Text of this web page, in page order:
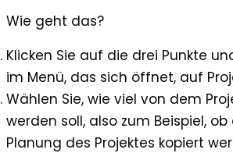
Wie geht das?
Klicken Sie auf die drei Punkte
im Menü, das sich öffnet, auf
Wählen Sie, wie viel von dem
werden soll, also zum Beispiel,
Planung des Projektes kopiert